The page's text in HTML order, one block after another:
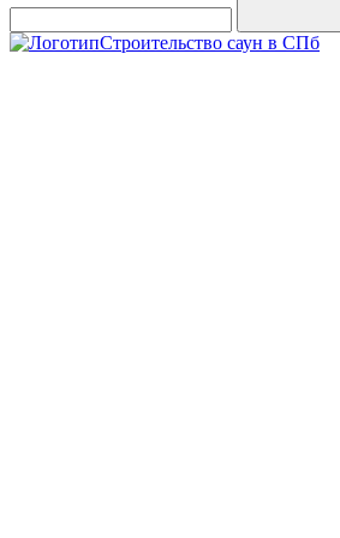
Строительство саун в СПб